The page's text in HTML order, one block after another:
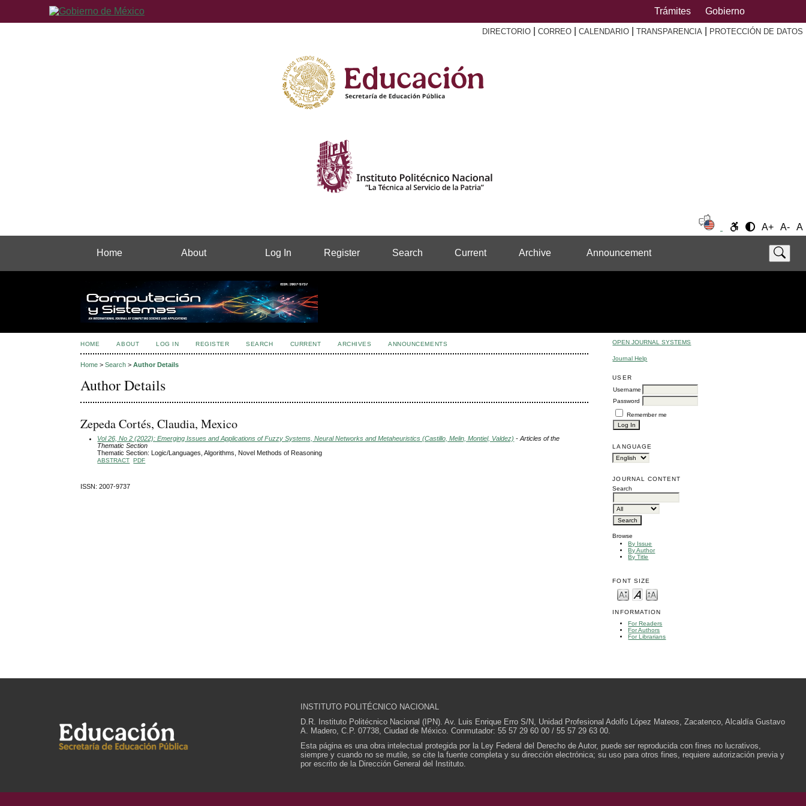
Trámites Gobierno
DIRECTORIO CORREO CALENDARIO TRANSPARENCIA PROTECCIÓN DE DATOS
A+ A- A
Home About Log In Register Search Current Archive Announcement
OPEN JOURNAL SYSTEMS
Journal Help
USER
Username
Password
Remember me
LANGUAGE
JOURNAL CONTENT
Search
Browse
By Issue
By Author
By Title
FONT SIZE
INFORMATION
For Readers
For Authors
For Librarians
HOME ABOUT LOG IN REGISTER SEARCH CURRENT ARCHIVES ANNOUNCEMENTS
Home >Search >Author Details
Author Details
Zepeda Cortés, Claudia, Mexico
Vol 26, No 2 (2022): Emerging Issues and Applications of Fuzzy Systems, Neural Networks and Metaheuristics (Castillo, Melin, Montiel, Valdez) - Articles of the
Thematic Section
Thematic Section: Logic/Languages, Algorithms, Novel Methods of Reasoning
ABSTRACT PDF
ISSN: 2007-9737
INSTITUTO POLITÉCNICO NACIONAL
D.R. Instituto Politécnico Nacional (IPN). Av. Luis Enrique Erro S/N, Unidad Profesional Adolfo López Mateos, Zacatenco, Alcaldía Gustavo
A. Madero, C.P. 07738, Ciudad de México. Conmutador: 55 57 29 60 00 / 55 57 29 63 00.
Esta página es una obra intelectual protegida por la Ley Federal del Derecho de Autor, puede ser reproducida con fines no lucrativos,
siempre y cuando no se mutile, se cite la fuente completa y su dirección electrónica; su uso para otros fines, requiere autorización previa y
por escrito de la Dirección General del Instituto.